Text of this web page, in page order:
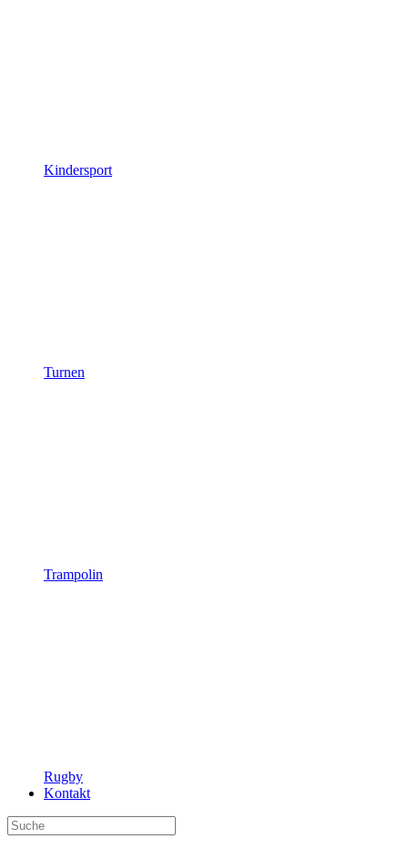
Kindersport
Turnen
Trampolin
Rugby
Kontakt